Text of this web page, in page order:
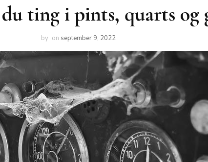
ting i pints, quarts og
by on september 9, 2022